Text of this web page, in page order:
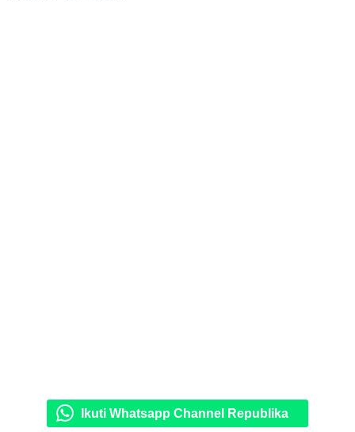
Ikuti Whatsapp Channel Republika